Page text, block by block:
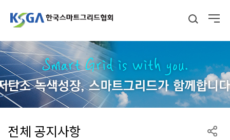
전체 공지사항